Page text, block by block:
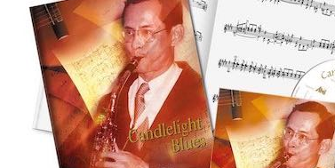
Vol.2
AMI CD-Book Set 2007-12/13